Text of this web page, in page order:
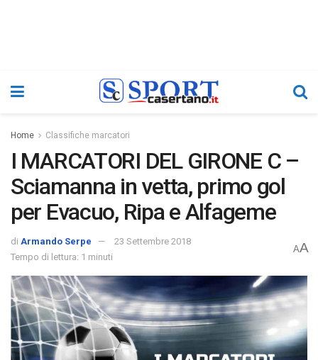
Home Classifiche marcatori
I MARCATORI DEL GIRONE C –
Sciamanna in vetta, primo gol
per Evacuo, Ripa e Alfageme
di Armando Serpe
23 Settembre 2018
Tempo di lettura: 1 minuti
AA